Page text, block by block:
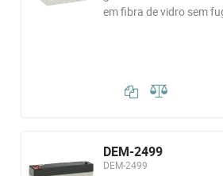
em fibra de vidro sem
DEM-2499
DEM-2499